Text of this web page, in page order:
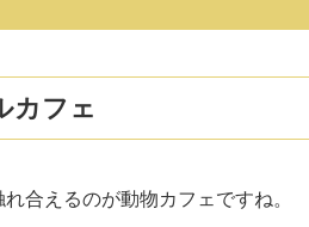
カフェ
合えるのが動物カフェですね。